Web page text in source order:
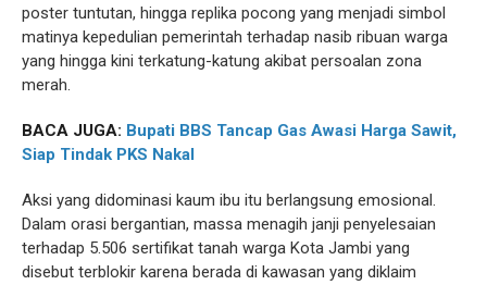
poster tuntutan, hingga replika pocong yang menjadi simbol
matinya kepedulian pemerintah terhadap nasib ribuan warga
yang hingga kini terkatung-katung akibat persoalan zona
merah.
BACA JUGA: Bupati BBS Tancap Gas Awasi Harga Sawit,
Siap Tindak PKS Nakal
Aksi yang didominasi kaum ibu itu berlangsung emosional.
Dalam orasi bergantian, massa menagih janji penyelesaian
terhadap 5.506 sertifikat tanah warga Kota Jambi yang
disebut terblokir karena berada di kawasan yang diklaim